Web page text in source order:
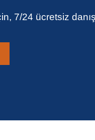
7/24 ücretsiz